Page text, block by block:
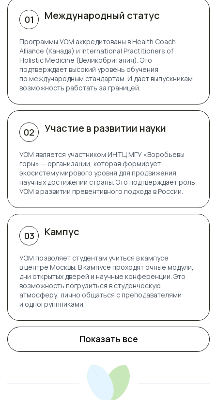
01 Международный статус
Программы УОМ аккредитованы вHealth Coach
Alliance (Канада) и International Practitioners of
Holistic Medicine (Великобритания) . Это
подтверждает высокий уровень обучения
по международным стандартам. И дает выпускникам
возможность работать за границей.
02 Участие в развитии науки
УОМ является участником ИНТЦ МГУ «Воробьевы
горы» — организации, которая формирует
экосистему мирового уровня для продвижения
научных достижений страны. Это подтверждает роль
УОМ в развитии превентивного подхода в России.
03 Кампус
УОМ позволяет студентам учиться в кампусе
в центре Москвы. В кампусе проходят очные модули,
дни открытых дверей и научные конференции. Это
возможность погрузиться в студенческую
атмосферу, лично общаться с преподавателями
и одногруппниками.
Показать все